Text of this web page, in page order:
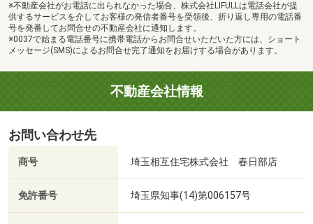
※不動産会社がお電話に出られなかった場合、株式会社LIFULLは電話会社が提
供するサービスを介してお客様の発信者番号を受領後、折り返し専用の電話番
号を発番してお問合せの不動産会社に通知します。
※0037で始まる電話番号に携帯電話からお問合せいただいた方には、ショート
メッセージ(SMS)によるお問合せ完了通知をお届けする場合があります。
不動産会社情報
お問い合わせ先
商号 埼玉相互住宅株式会社 春日部店
免許番号 埼玉県知事(14)第006157号